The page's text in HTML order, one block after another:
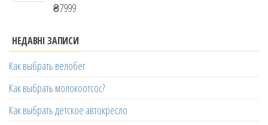
₴7999
НЕДАВНІ ЗАПИСИ
Как выбрать велобег
Как выбрать молокоотсос?
Как выбрать детское автокресло